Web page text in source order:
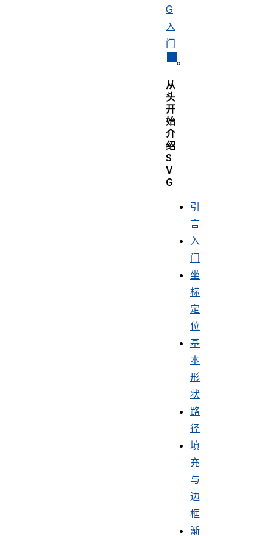
G
入
门
。
从
头
开
始
介
绍
S
V
G
引
言
入
门
坐
标
定
位
基
本
形
状
路
径
填
充
与
边
框
渐